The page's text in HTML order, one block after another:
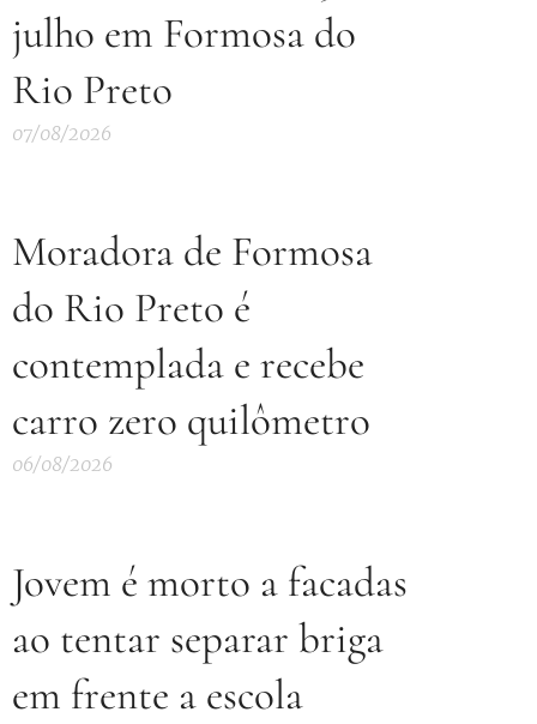
julho em Formosa do
Rio Preto
07/08/2026
Moradora de Formosa
do Rio Preto é
contemplada e recebe
carro zero quilômetro
06/08/2026
Jovem é morto a facadas
ao tentar separar briga
em frente a escola